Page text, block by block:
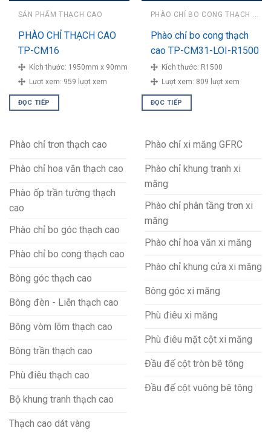
SẢN PHẨM THẠCH CAO
PHÀO CHỈ THẠCH CAO
TP-CM16
Kích thước: 1950mm x 90mm
Lượt xem: 959 lượt xem
ĐỌC TIẾP
Phào chỉ bo cong thạch
cao TP-CM31-LOI-R1500
Kích thước: R1500
Lượt xem: 809 lượt xem
ĐỌC TIẾP
Phào chỉ trơn thạch cao
Phào chỉ hoa văn thạch cao
Phào ốp trần tường thạch
cao
Phào chỉ bo góc thạch cao
Phào chỉ bo cong thạch cao
Bông góc thạch cao
Bông đèn - Liễn thạch cao
Bông vòm lõm thạch cao
Bông trần thạch cao
Phù điêu thạch cao
Bộ khung tranh thạch cao
Thạch cao dát vàng
Phào chỉ xi măng GFRC
Phào chỉ khung tranh xi
măng
Phào chỉ phân tầng trơn xi
măng
Phào chỉ hoa văn xi măng
Phào chỉ khung cửa xi măng
Bông góc xi măng
Phù điêu xi măng
Phù điêu mặt cột xi măng
Đầu đế cột tròn bê tông
Đầu đế cột vuông bê tông